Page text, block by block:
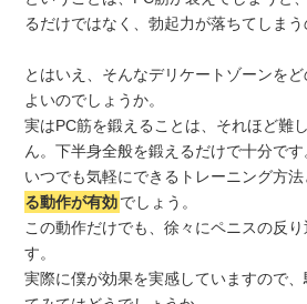
るだけではなく、勃起力が落ちてしまう
とはいえ、そんなデリケートゾーンを
よいのでしょうか。
実はPC筋を鍛えることは、それほど難
ん。下半身全般を鍛えるだけで十分です
いつでも気軽にできるトレーニング方法
る動作が有効でしょう。
この動作だけでも、徐々にペニスの反
す。
実際に僕が効果を実感していますので